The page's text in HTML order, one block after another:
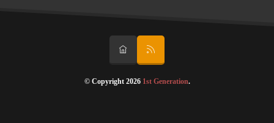
© Copyright 2026 1st Generation.